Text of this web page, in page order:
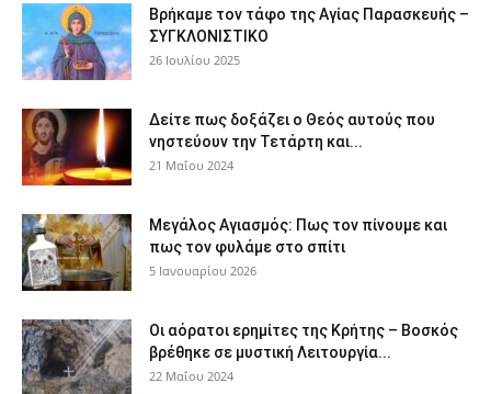
Βρήκαμε τον τάφο της Αγίας Παρασκευής –
ΣΥΓΚΛΟΝΙΣΤΙΚΟ
26 Ιουλίου 2025
Δείτε πως δοξάζει ο Θεός αυτούς που
νηστεύουν την Τετάρτη και...
21 Μαΐου 2024
Μεγάλος Αγιασμός: Πως τον πίνουμε και
πως τον φυλάμε στο σπίτι
5 Ιανουαρίου 2026
Οι αόρατοι ερημίτες της Κρήτης – Βοσκός
βρέθηκε σε μυστική Λειτουργία...
22 Μαΐου 2024